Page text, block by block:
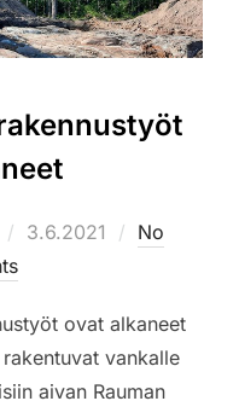
Posted
3.6.2021
No
ovat alkaneet
vankalle
aivan Rauman